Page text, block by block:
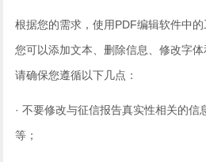
根据您的需求，使用PDF编辑软件中的
您可以添加文本、删除信息、修改字
请确保您遵循以下几点：
· 不要修改与征信报告真实性相关的信
等；